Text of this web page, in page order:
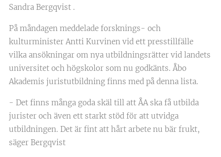
Sandra Bergqvist .
På måndagen meddelade forsknings- och
kulturminister Antti Kurvinen vid ett presstillfälle
vilka ansökningar om nya utbildningsrätter vid landets
universitet och högskolor som nu godkänts. Åbo
Akademis juristutbildning finns med på denna lista.
- Det finns många goda skäl till att ÅA ska få utbilda
jurister och även ett starkt stöd för att utvidga
utbildningen. Det är fint att hårt arbete nu bär frukt,
säger Bergqvist